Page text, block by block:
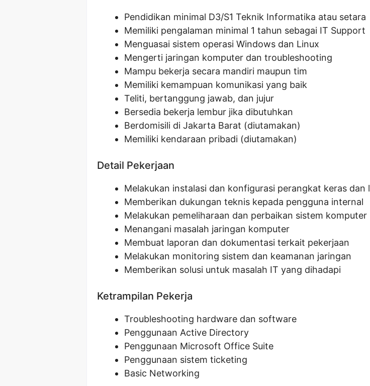
Pendidikan minimal D3/S1 Teknik Informatika atau setara
Memiliki pengalaman minimal 1 tahun sebagai IT Support
Menguasai sistem operasi Windows dan Linux
Mengerti jaringan komputer dan troubleshooting
Mampu bekerja secara mandiri maupun tim
Memiliki kemampuan komunikasi yang baik
Teliti, bertanggung jawab, dan jujur
Bersedia bekerja lembur jika dibutuhkan
Berdomisili di Jakarta Barat (diutamakan)
Memiliki kendaraan pribadi (diutamakan)
Detail Pekerjaan
Melakukan instalasi dan konfigurasi perangkat keras dan
Memberikan dukungan teknis kepada pengguna internal
Melakukan pemeliharaan dan perbaikan sistem komputer
Menangani masalah jaringan komputer
Membuat laporan dan dokumentasi terkait pekerjaan
Melakukan monitoring sistem dan keamanan jaringan
Memberikan solusi untuk masalah IT yang dihadapi
Ketrampilan Pekerja
Troubleshooting hardware dan software
Penggunaan Active Directory
Penggunaan Microsoft Office Suite
Penggunaan sistem ticketing
Basic Networking